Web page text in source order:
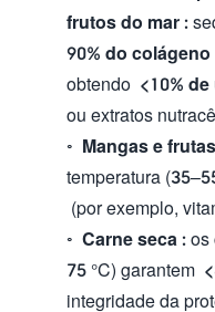
frutos do mar :
90% do colágeno
obtendo <10%
ou extratos
◦ Mangas e frutas
temperatura
(por exemplo,
◦ Carne seca : os
75 °C) garantem
integridade da